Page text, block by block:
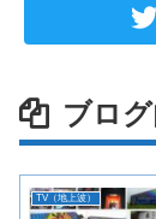
ブロ
TV（地上波）